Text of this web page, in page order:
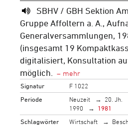
SBHV / GBH Sektion
Gruppe Affoltern a. A.,
Generalversammlungen,
(insgesamt 19
digitalisiert, Konsultation
möglich.
Signatur
F 1022
Periode
Neuzeit 20. Jh.
1990
1981
Schlagwörter
Wirtschaft